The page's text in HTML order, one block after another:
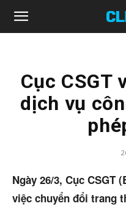
Click49
Cục CSGT
dịch vụ
Ngày 26/3, Cục CSGT
việc chuyển đổi trang